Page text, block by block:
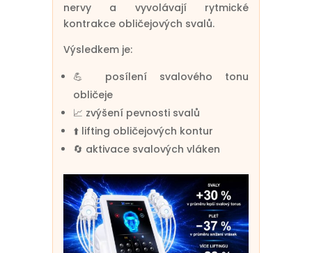
nervy a vyvolávají rytmické
kontrakce obličejových svalů.
Výsledkem je:
💪 posílení svalového tonu
obličeje
📈 zvýšení pevnosti svalů
⬆️ lifting obličejových kontur
🔄 aktivace svalových vláken